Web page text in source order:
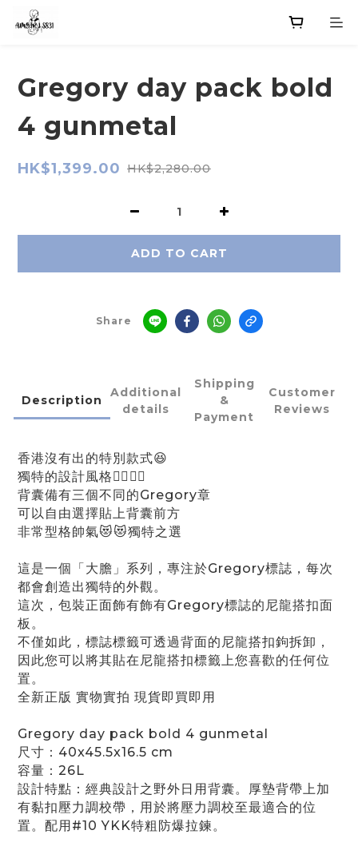
Gregory day pack bold
4 gunmetal
HK$1,399.00 HK$2,280.00
ADD TO CART
Share
Description
Additional
details
Shipping
&
Payment
Customer
Reviews
香港沒有出的特別款式😆
獨特的設計風格👍🏻👍🏻
背囊備有三個不同的Gregory章
可以自由選擇貼上背囊前方
非常型格帥氣😻😻獨特之選
這是一個「大膽」系列，專注於Gregory標誌，每次
都會創造出獨特的外觀。
這次，包裝正面飾有飾有Gregory標誌的尼龍搭扣面
板。
不僅如此，標誌標籤可透過背面的尼龍搭扣鉤拆卸，
因此您可以將其貼在尼龍搭扣標籤上您喜歡的任何位
置。
全新正版 實物實拍 現貨即買即用
Gregory day pack bold 4 gunmetal
尺寸：40x45.5x16.5 cm
容量：26L
設計特點：經典設計之野外日用背囊。厚墊背帶上加
有黏扣壓力調校帶，用於將壓力調校至最適合的位
置。配用#10 YKK特粗防爆拉鍊。